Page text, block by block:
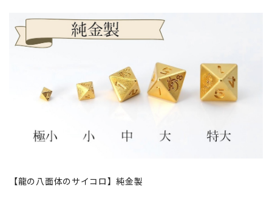
【龍の八面体のサイコロ】純金製